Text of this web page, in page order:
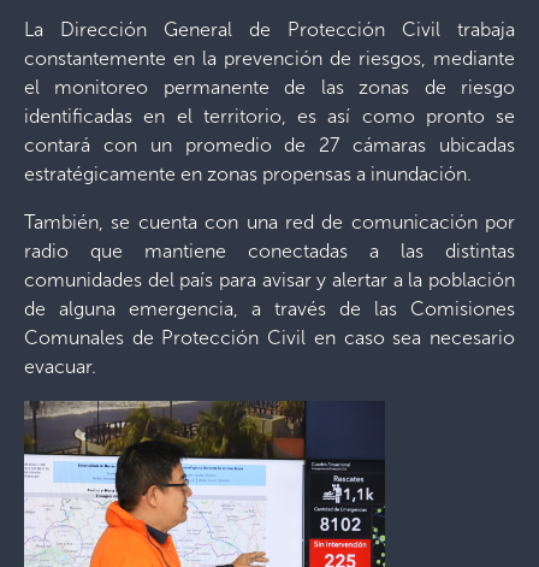
La Dirección General de Protección Civil trabaja
constantemente en la prevención de riesgos, mediante
el monitoreo permanente de las zonas de riesgo
identificadas en el territorio, es así como pronto se
contará con un promedio de 27 cámaras ubicadas
estratégicamente en zonas propensas a inundación.
También, se cuenta con una red de comunicación por
radio que mantiene conectadas a las distintas
comunidades del país para avisar y alertar a la población
de alguna emergencia, a través de las Comisiones
Comunales de Protección Civil en caso sea necesario
evacuar.